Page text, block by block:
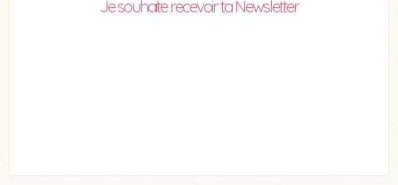
Je souhaite recevoir ta Newsletter